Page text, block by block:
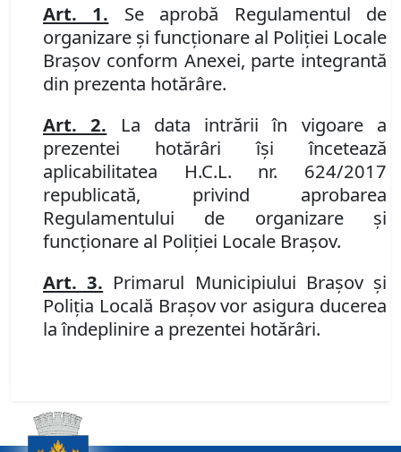
Art. 1. Se aprobă Regulamentul de
organizare şi funcţionare al Poliţiei Locale
Braşov conform Anexei, parte integrantă
din prezenta hotărâre.
Art. 2. La data intrării în vigoare a
prezentei hotărâri îşi încetează
aplicabilitatea H.C.L. nr. 624/2017
republicată, privind aprobarea
Regulamentului de organizare şi
funcţionare al Poliţiei Locale Braşov.
Art. 3. Primarul Municipiului Braşov şi
Poliţia Locală Braşov vor asigura ducerea
la îndeplinire a prezentei hotărâri.